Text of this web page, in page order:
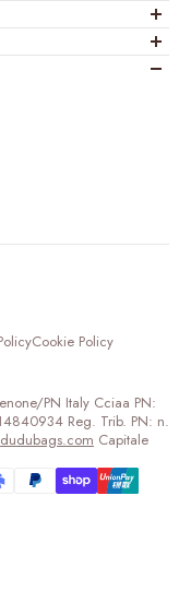
Cookie Policy
PN Italy Cciaa PN:
Reg. Trib. PN: n.
dudubags.com Capitale